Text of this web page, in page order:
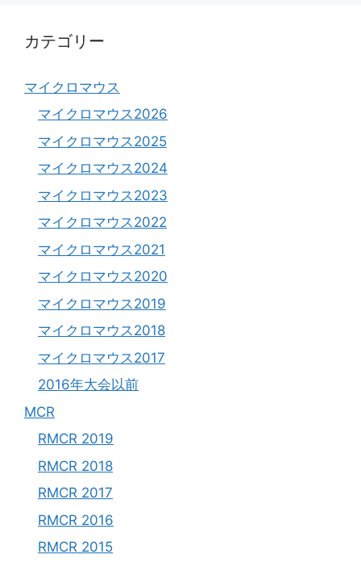
カテゴリー
マイクロマウス
マイクロマウス2026
マイクロマウス2025
マイクロマウス2024
マイクロマウス2023
マイクロマウス2022
マイクロマウス2021
マイクロマウス2020
マイクロマウス2019
マイクロマウス2018
マイクロマウス2017
2016年大会以前
MCR
RMCR 2019
RMCR 2018
RMCR 2017
RMCR 2016
RMCR 2015